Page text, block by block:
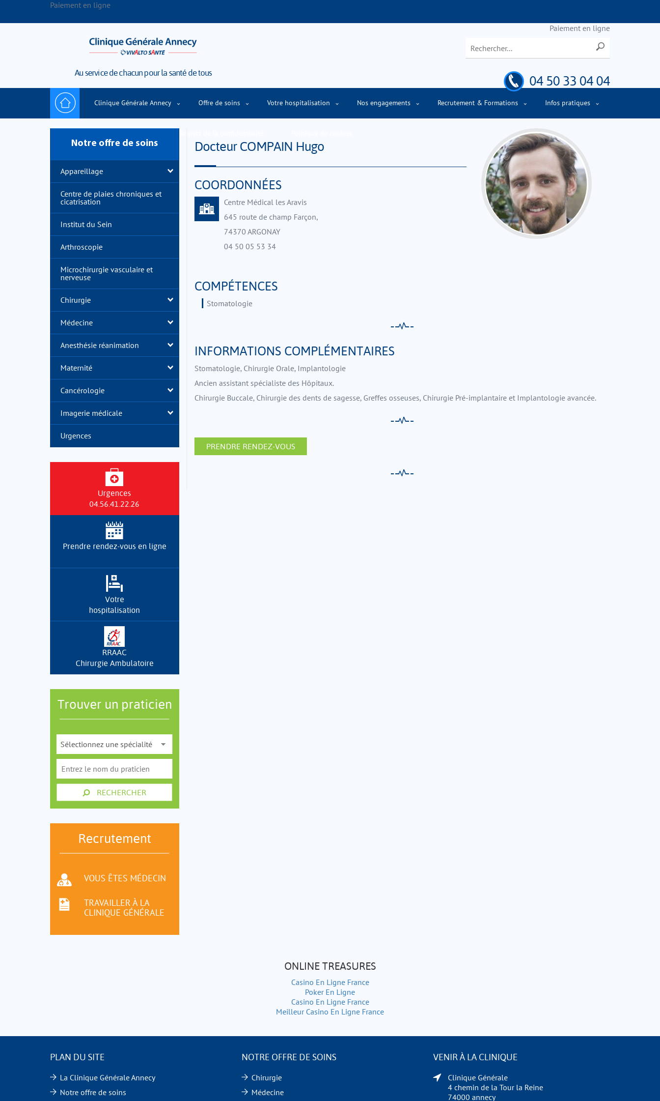
Paiement en ligne
Au service de chacun pour la santé de tous
Paiement en ligne
04 50 33 04 04
Clinique Générale Annecy Offre de soins Votre hospitalisation Nos engagements Recrutement & Formations Infos pratiques
Notre offre de soins
Appareillage
Centre de plaies chroniques et
cicatrisation
Institut du Sein
Arthroscopie
Microchirurgie vasculaire et
nerveuse
Chirurgie
Médecine
Anesthésie réanimation
Maternité
Cancérologie
Imagerie médicale
Urgences
Urgences
04.56.41.22.26
Prendre rendez-vous en ligne
Votre
hospitalisation
RRAAC
Chirurgie Ambulatoire
Trouver un praticien
RECHERCHER
Recrutement
VOUS ÊTES MÉDECIN
TRAVAILLER À LA
CLINIQUE GÉNÉRALE
Docteur COMPAIN Hugo
COORDONNÉES
Centre Médical les Aravis
645 route de champ Farçon,
74370 ARGONAY
04 50 05 53 34
COMPÉTENCES
Stomatologie
INFORMATIONS COMPLÉMENTAIRES
Stomatologie, Chirurgie Orale, Implantologie
Ancien assistant spécialiste des Hôpitaux.
Chirurgie Buccale, Chirurgie des dents de sagesse, Greffes osseuses, Chirurgie Pré-implantaire et Implantologie avancée.
PRENDRE RENDEZ-VOUS
ONLINE TREASURES
Casino En Ligne France
Poker En Ligne
Casino En Ligne France
Meilleur Casino En Ligne France
PLAN DU SITE
La Clinique Générale Annecy
Notre offre de soins
NOTRE OFFRE DE SOINS
Chirurgie
Médecine
VENIR À LA CLINIQUE
Clinique Générale
4 chemin de la Tour la Reine
74000 annecy